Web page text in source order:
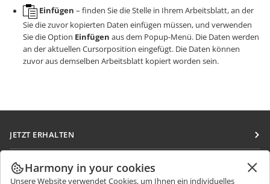
Einfügen – finden Sie die Stelle in Ihrem Arbeitsblatt, an der
Sie die zuvor kopierten Daten einfügen müssen, und verwenden
Sie die Option Einfügen aus dem Popup-Menü. Die Daten werden
an der aktuellen Cursorposition eingefügt. Die Daten können
zuvor aus demselben Arbeitsblatt kopiert worden sein.
JETZT ERHALTEN
Docs
DocSpace
ZUSAMMENARBEITEN
Harmony in your cookies
Unsere Website verwendet Cookies, um Ihnen ein individuelles